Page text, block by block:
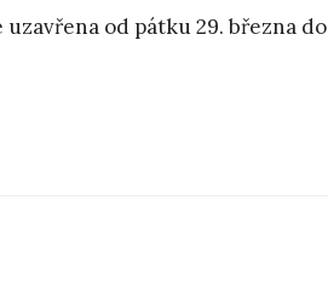
od pátku 29. března do